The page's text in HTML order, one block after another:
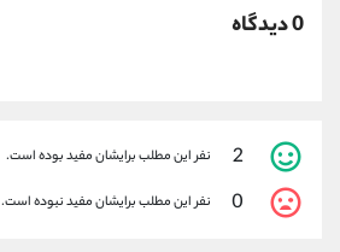
0 دیدگاه
2 نفر این مطلب برایشان مفید بوده است.
0 نفر این مطلب برایشان مفید نبوده است.